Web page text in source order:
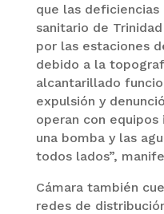
que las
sanitario de
por las estaciones
debido a la
alcantarillado
expulsión y
operan con equipos
una bomba y las
todos lados”,
Cámara también
redes de